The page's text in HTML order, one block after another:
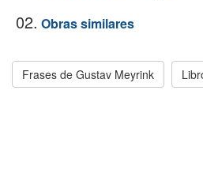
02. Obras similares
Frases de Gustav Meyrink